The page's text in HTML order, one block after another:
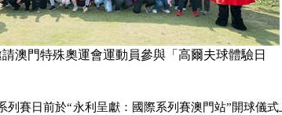
澳門特殊奧運會運動員參與「高爾夫球體驗日
列賽日前於“永利呈獻：國際系列賽澳門站”開球儀式